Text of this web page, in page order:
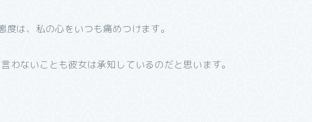
度は、私の心をいつも痛めつけます。
わないことも彼女は承知しているのだと思います。